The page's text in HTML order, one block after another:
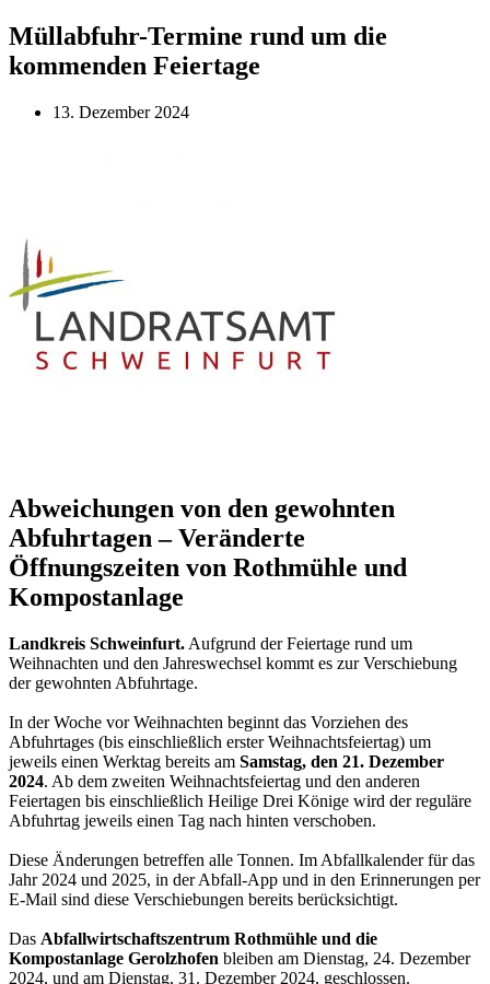
Müllabfuhr-Termine rund um die
kommenden Feiertage
13. Dezember 2024
Abweichungen von den gewohnten
Abfuhrtagen – Veränderte
Öffnungszeiten von Rothmühle und
Kompostanlage
Landkreis Schweinfurt. Aufgrund der Feiertage rund um
Weihnachten und den Jahreswechsel kommt es zur Verschiebung
der gewohnten Abfuhrtage.
In der Woche vor Weihnachten beginnt das Vorziehen des
Abfuhrtages (bis einschließlich erster Weihnachtsfeiertag) um
jeweils einen Werktag bereits am Samstag, den 21. Dezember
2024. Ab dem zweiten Weihnachtsfeiertag und den anderen
Feiertagen bis einschließlich Heilige Drei Könige wird der reguläre
Abfuhrtag jeweils einen Tag nach hinten verschoben.
Diese Änderungen betreffen alle Tonnen. Im Abfallkalender für das
Jahr 2024 und 2025, in der Abfall-App und in den Erinnerungen per
E-Mail sind diese Verschiebungen bereits berücksichtigt.
Das Abfallwirtschaftszentrum Rothmühle und die
Kompostanlage Gerolzhofen bleiben am Dienstag, 24. Dezember
2024, und am Dienstag, 31. Dezember 2024, geschlossen.